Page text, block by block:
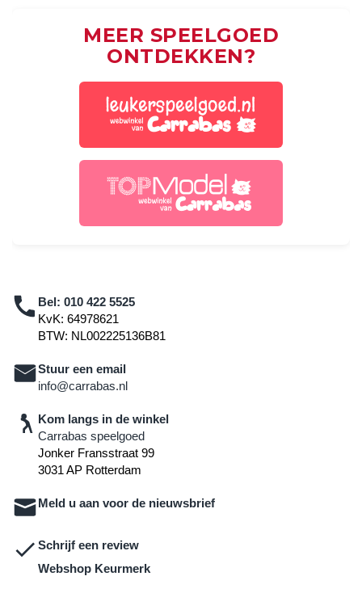
MEER SPEELGOED
ONTDEKKEN?
Bel: 010 422 5525
KvK: 64978621
BTW: NL002225136B81
Stuur een email
info@carrabas.nl
Kom langs in de winkel
Carrabas speelgoed
Jonker Fransstraat 99
3031 AP Rotterdam
Meld u aan voor de nieuwsbrief
Schrijf een review
Webshop Keurmerk